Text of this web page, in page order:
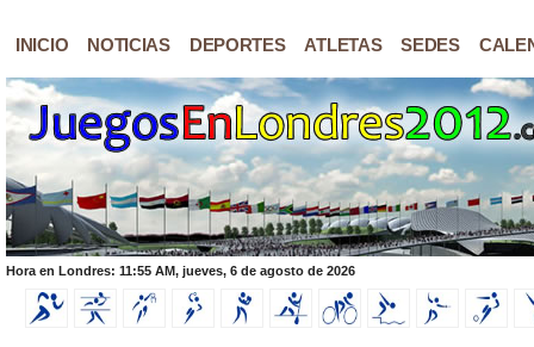
INICIO NOTICIAS DEPORTES ATLETAS SEDES
Hora en Londres: 11:55 AM, jueves, 6 de agosto de 2026